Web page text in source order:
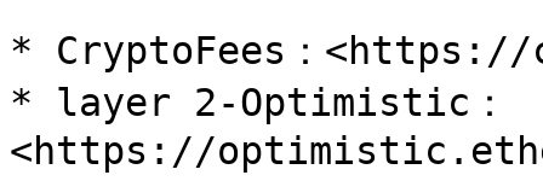
* CryptoFees：
* layer 2-Optimistic：
<https://